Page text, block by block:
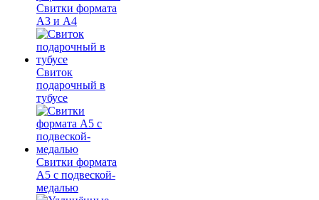
Свитки формата
А3 и А4
Свиток
подарочный в
тубусе
Свитки формата
А5 с подвеской-
медалью